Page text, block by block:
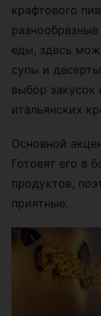
крафтового
еды, здесь
супы и
выбор закусок
итальянских
Основной
Готовят его в
продуктов,
приятные.